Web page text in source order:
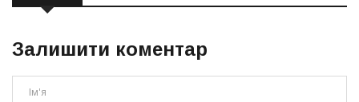
Залишити коментар